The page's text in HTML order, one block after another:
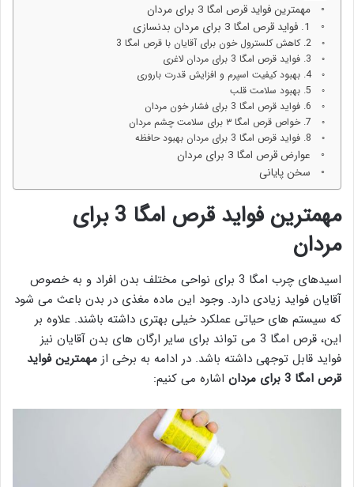
مهمترین فواید قرص امگا 3 برای مردان
1. فواید قرص امگا 3 برای مردان بدنسازی
2. کاهش کلسترول خون برای آقایان با قرص امگا 3
3. فواید قرص امگا 3 برای مردان لاغری
4. بهبود کیفیت اسپرم و افزایش قدرت باروری
5. بهبود سلامت قلب
6. فواید قرص امگا 3 برای فشار خون مردان
7. خواص قرص امگا ۳ برای سلامت چشم مردان
8. فواید قرص امگا 3 برای مردان بهبود حافظه
عوارض قرص امگا 3 برای مردان
سخن پایانی
مهمترین فواید قرص امگا 3 برای
مردان
اسیدهای چرب امگا 3 برای نواحی مختلف بدن افراد و به خصوص
آقایان فواید زیادی دارد. وجود این ماده مغذی در بدن باعث می شود
که سیستم های حیاتی عملکرد خیلی بهتری داشته باشند. علاوه بر
این، قرص امگا 3 می تواند برای سایر ارگان های بدن آقایان نیز
فواید قابل توجهی داشته باشد. در ادامه به برخی از مهمترین فواید
قرص امگا 3 برای مردان
اشاره می کنیم: